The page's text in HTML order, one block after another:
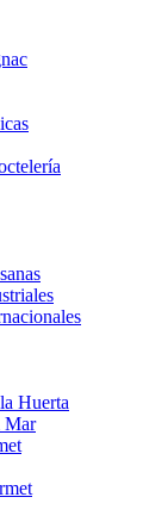
Huerta
Mar